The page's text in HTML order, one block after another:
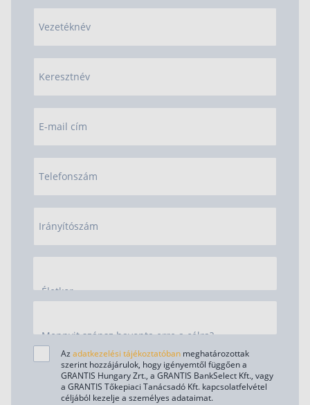
Vezetéknév
Keresztnév
E-mail cím
Telefonszám
Irányítószám
Életkor
Mennyit szánsz havonta erre a célra?
Az adatkezelési tájékoztatóban meghatározottak
szerint hozzájárulok, hogy igényemtől függően a
GRANTIS Hungary Zrt., a GRANTIS BankSelect Kft., vagy
a GRANTIS Tőkepiaci Tanácsadó Kft. kapcsolatfelvétel
céljából kezelje a személyes adataimat.